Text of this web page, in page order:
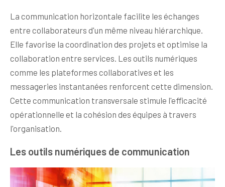
La communication horizontale facilite les échanges
entre collaborateurs d'un même niveau hiérarchique.
Elle favorise la coordination des projets et optimise la
collaboration entre services. Les outils numériques
comme les plateformes collaboratives et les
messageries instantanées renforcent cette dimension.
Cette communication transversale stimule l'efficacité
opérationnelle et la cohésion des équipes à travers
l'organisation.
Les outils numériques de communication